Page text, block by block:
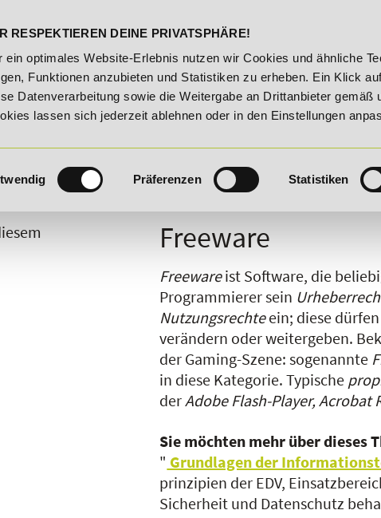
RESPEKTIEREN DEINE PRIVATSPHÄRE!
ein optimales Website-Erlebnis nutzen wir Cookies und ähnliche
Funktionen anzubieten und Statistiken zu erheben. Ein Klick
Datenverarbeitung sowie die Weitergabe an Drittanbieter gemäß
lassen sich jederzeit ablehnen oder in den Einstellungen
Präferenzen Statistiken
bis 03.09.2026 - Bildungsroute! 20% Rabatt bis 03.09.2026 -
G H K L O
Freeware
Freewareist Software, die
Programmierer sein
Nutzungsrechteein; diese
verändern oder weitergeben.
der Gaming-Szene: sogenannte
in diese Kategorie. Typische
derAdobe Flash-Player, Acrobat
Sie möchten mehr über dieses
" Grundlagen der
prinzipien der EDV,
Sicherheit und Datenschutz